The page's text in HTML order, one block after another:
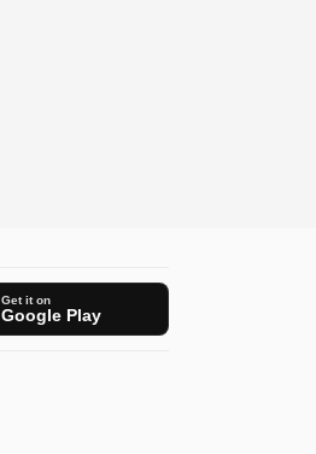
Get it on
Google Play